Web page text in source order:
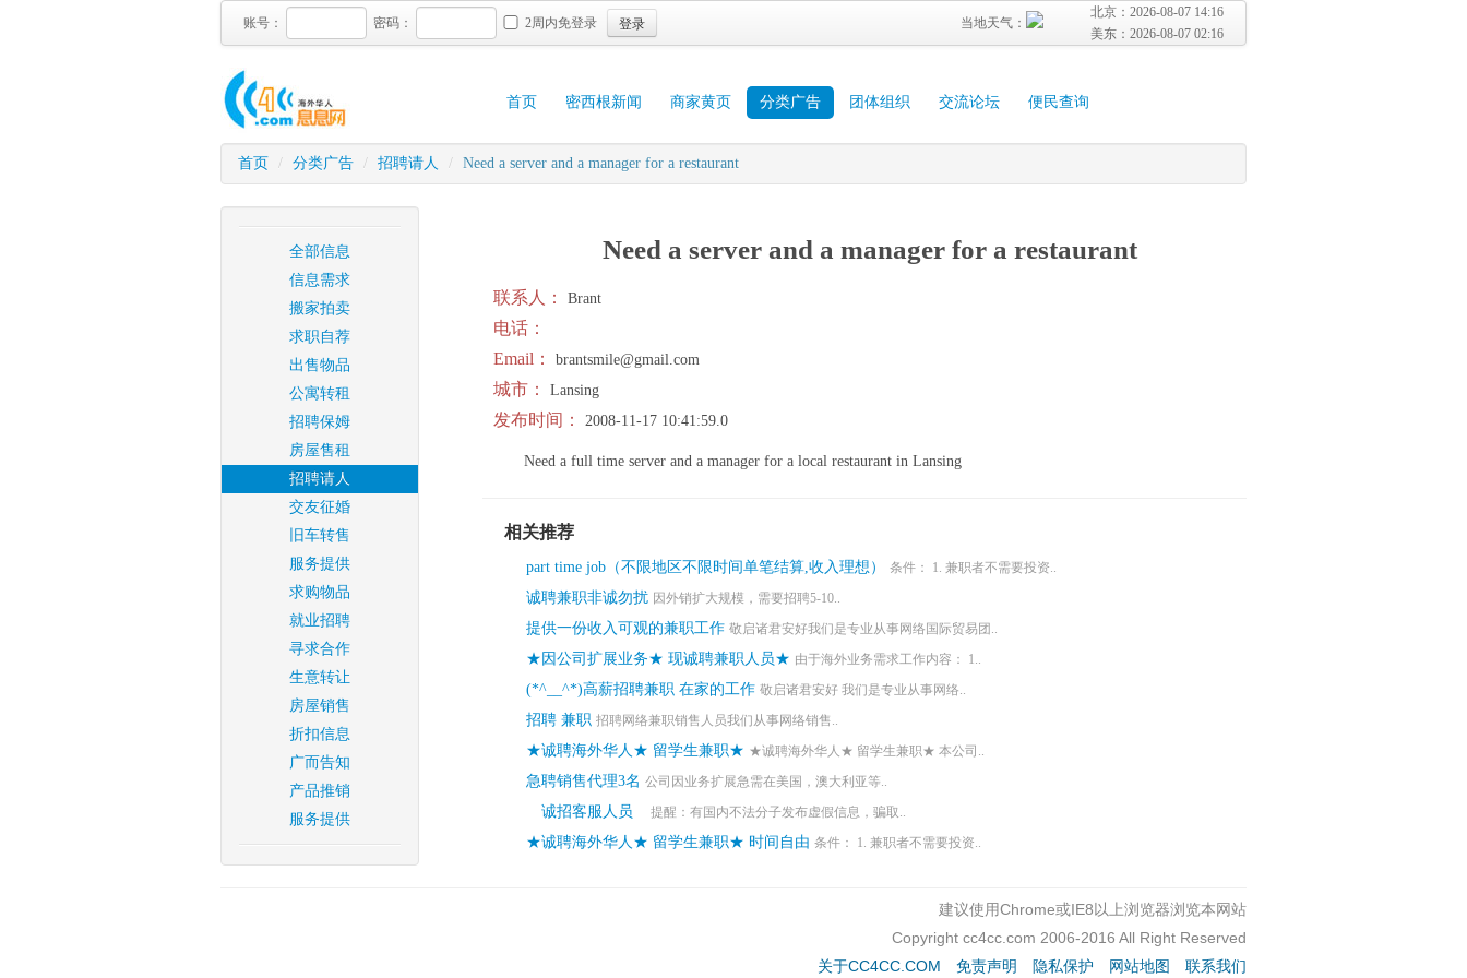
账号： 密码： 2周内免登录 登录
北京： 2026-08-07 14:16
美东： 2026-08-07 02:16
当地天气：
首页 密西根新闻 商家黄页 分类广告 团体组织 交流论坛 便民查询
首页 / 分类广告 / 招聘请人 / Need a server and a manager for a restaurant
全部信息
信息需求
搬家拍卖
求职自荐
出售物品
公寓转租
招聘保姆
房屋售租
招聘请人
交友征婚
旧车转售
服务提供
求购物品
就业招聘
寻求合作
生意转让
房屋销售
折扣信息
广而告知
产品推销
服务提供
Need a server and a manager for a restaurant
联系人： Brant
电话：
Email：
brantsmile@gmail.com
城市： Lansing
发布时间： 2008-11-17 10:41:59.0
Need a full time server and a manager for a local restaurant in Lansing
相关推荐
part time job（不限地区不限时间单笔结算,收入理想） 条件： 1. 兼职者不需要投资..
诚聘兼职非诚勿扰 因外销扩大规模，需要招聘5-10..
提供一份收入可观的兼职工作 敬启诸君安好我们是专业从事网络国际贸易团..
★因公司扩展业务★ 现诚聘兼职人员★ 由于海外业务需求工作内容： 1..
(*^__^*)高薪招聘兼职 在家的工作 敬启诸君安好 我们是专业从事网络..
招聘 兼职 招聘网络兼职销售人员我们从事网络销售..
★诚聘海外华人★ 留学生兼职★ ★诚聘海外华人★ 留学生兼职★ 本公司..
急聘销售代理3名 公司因业务扩展急需在美国，澳大利亚等..
诚招客服人员 提醒：有国内不法分子发布虚假信息，骗取..
★诚聘海外华人★ 留学生兼职★ 时间自由 条件： 1. 兼职者不需要投资..
建议使用Chrome或IE8以上浏览器浏览本网站
Copyright cc4cc.com 2006-2016 All Right Reserved
关于CC4CC.COM
免责声明 隐私保护 网站地图 联系我们